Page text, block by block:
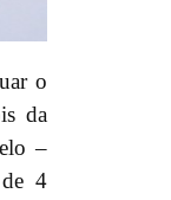
o
da
–
4